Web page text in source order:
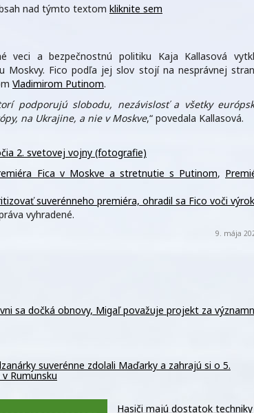
nad týmto textom kliknite sem
veci a bezpečnostnú politiku Kaja Kallasová
Moskvy. Fico podľa jej slov stojí na nesprávnej
Vladimirom Putinom.
podporujú slobodu, nezávislosť a všetky
na Ukrajine, a nie v Moskve,“ povedala Kallasová.
2. svetovej vojny (fotografie)
Fica v Moskve a stretnutie s Putinom,
suverénneho premiéra, ohradil sa Fico voči
vyhradené.
9. mája
sa dočká obnovy, Migaľ považuje projekt za
suverénne zdolali Maďarky a zahrajú si o 5.
Rumunsku
Hasiči majú dostatok techniky